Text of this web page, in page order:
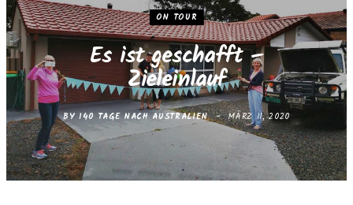
e
b
o
o
t
a
r
ON TOUR
Es ist geschafft –
Zieleinlauf
BY140 TAGE NACH AUSTRALIEN MÄRZ 11, 2020